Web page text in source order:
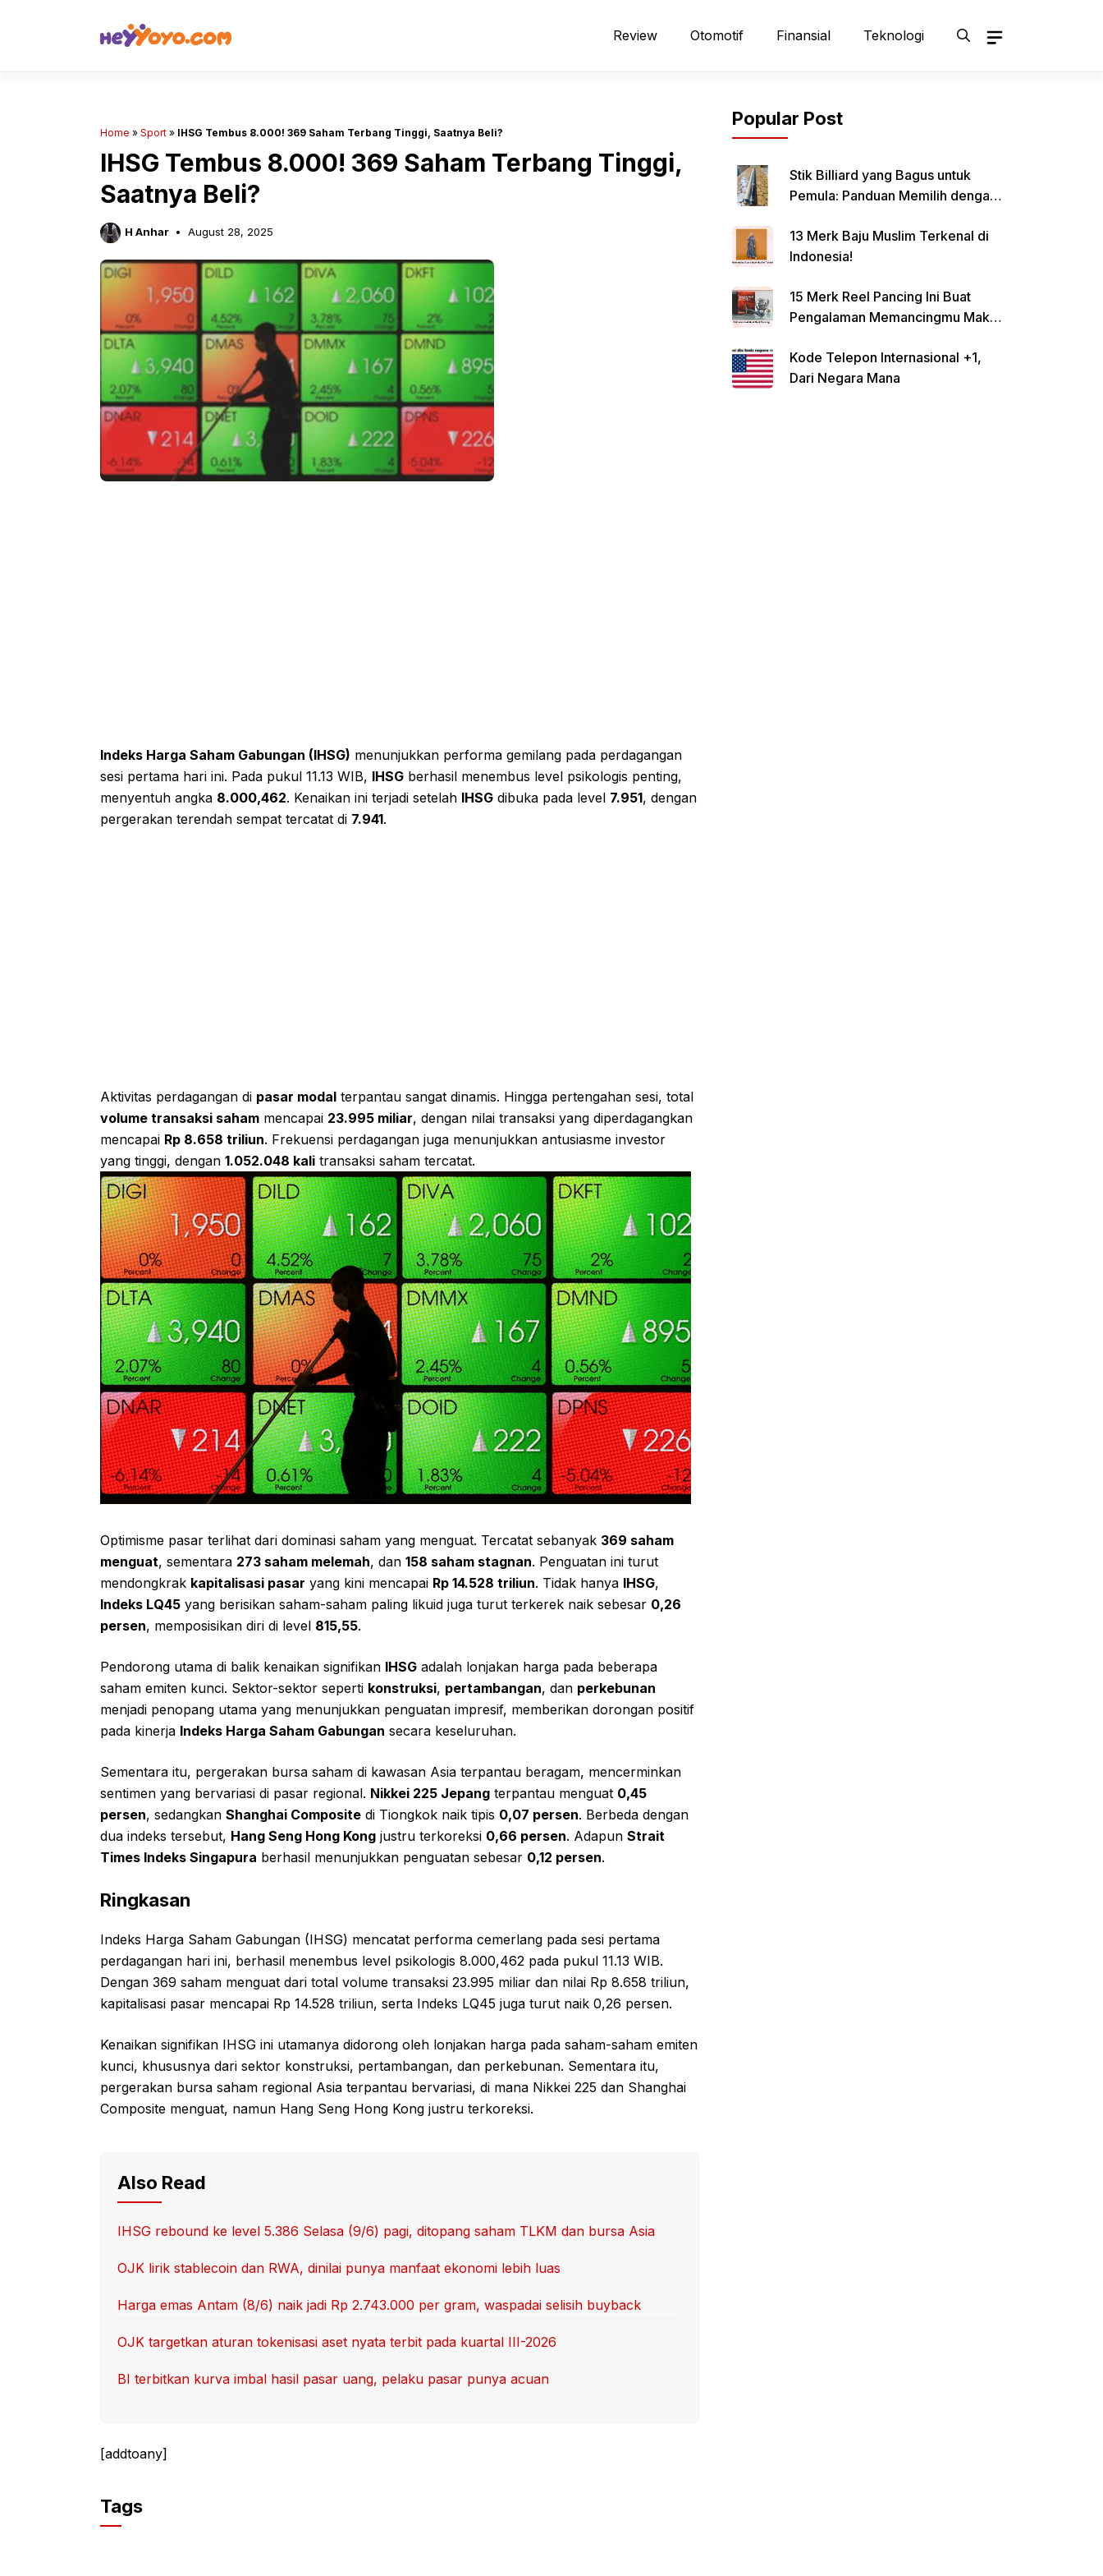
Review Otomotif Finansial Teknologi
Home » Sport » IHSG Tembus 8.000! 369 Saham Terbang Tinggi, Saatnya Beli?
IHSG Tembus 8.000! 369 Saham Terbang Tinggi,
Saatnya Beli?
H Anhar August 28, 2025
Indeks Harga Saham Gabungan (IHSG) menunjukkan performa gemilang pada perdagangan
sesi pertama hari ini. Pada pukul 11.13 WIB, IHSG berhasil menembus level psikologis penting,
menyentuh angka 8.000,462. Kenaikan ini terjadi setelah IHSG dibuka pada level 7.951, dengan
pergerakan terendah sempat tercatat di 7.941.
Aktivitas perdagangan di pasar modal terpantau sangat dinamis. Hingga pertengahan sesi, total
volume transaksi saham mencapai 23.995 miliar, dengan nilai transaksi yang diperdagangkan
mencapai Rp 8.658 triliun. Frekuensi perdagangan juga menunjukkan antusiasme investor
yang tinggi, dengan 1.052.048 kali transaksi saham tercatat.
Optimisme pasar terlihat dari dominasi saham yang menguat. Tercatat sebanyak 369 saham
menguat, sementara 273 saham melemah, dan 158 saham stagnan. Penguatan ini turut
mendongkrak kapitalisasi pasar yang kini mencapai Rp 14.528 triliun. Tidak hanya IHSG,
Indeks LQ45 yang berisikan saham-saham paling likuid juga turut terkerek naik sebesar 0,26
persen, memposisikan diri di level 815,55.
Pendorong utama di balik kenaikan signifikan IHSG adalah lonjakan harga pada beberapa
saham emiten kunci. Sektor-sektor seperti konstruksi, pertambangan, dan perkebunan
menjadi penopang utama yang menunjukkan penguatan impresif, memberikan dorongan positif
pada kinerja Indeks Harga Saham Gabungan secara keseluruhan.
Sementara itu, pergerakan bursa saham di kawasan Asia terpantau beragam, mencerminkan
sentimen yang bervariasi di pasar regional. Nikkei 225 Jepang terpantau menguat 0,45
persen, sedangkan Shanghai Composite di Tiongkok naik tipis 0,07 persen. Berbeda dengan
dua indeks tersebut, Hang Seng Hong Kong justru terkoreksi 0,66 persen. Adapun Strait
Times Indeks Singapura berhasil menunjukkan penguatan sebesar 0,12 persen.
Ringkasan
Indeks Harga Saham Gabungan (IHSG) mencatat performa cemerlang pada sesi pertama
perdagangan hari ini, berhasil menembus level psikologis 8.000,462 pada pukul 11.13 WIB.
Dengan 369 saham menguat dari total volume transaksi 23.995 miliar dan nilai Rp 8.658 triliun,
kapitalisasi pasar mencapai Rp 14.528 triliun, serta Indeks LQ45 juga turut naik 0,26 persen.
Kenaikan signifikan IHSG ini utamanya didorong oleh lonjakan harga pada saham-saham emiten
kunci, khususnya dari sektor konstruksi, pertambangan, dan perkebunan. Sementara itu,
pergerakan bursa saham regional Asia terpantau bervariasi, di mana Nikkei 225 dan Shanghai
Composite menguat, namun Hang Seng Hong Kong justru terkoreksi.
Also Read
IHSG rebound ke level 5.386 Selasa (9/6) pagi, ditopang saham TLKM dan bursa Asia
OJK lirik stablecoin dan RWA, dinilai punya manfaat ekonomi lebih luas
Harga emas Antam (8/6) naik jadi Rp 2.743.000 per gram, waspadai selisih buyback
OJK targetkan aturan tokenisasi aset nyata terbit pada kuartal III-2026
BI terbitkan kurva imbal hasil pasar uang, pelaku pasar punya acuan
[addtoany]
Tags
Popular Post
Stik Billiard yang Bagus untuk
Pemula: Panduan Memilih dengan
13 Merk Baju Muslim Terkenal di
Indonesia!
15 Merk Reel Pancing Ini Buat
Pengalaman Memancingmu Makin
Kode Telepon Internasional +1,
Dari Negara Mana